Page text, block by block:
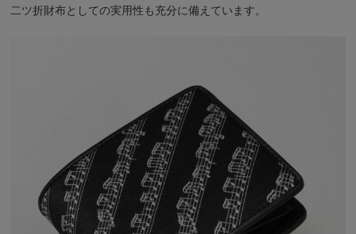
二ツ折財布としての実用性も充分に備えています。